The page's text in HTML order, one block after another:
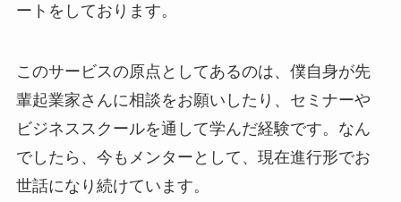
ートをしております。
このサービスの原点としてあるのは、僕自身が先
輩起業家さんに相談をお願いしたり、セミナーや
ビジネススクールを通して学んだ経験です。なん
でしたら、今もメンターとして、現在進行形でお
世話になり続けています。